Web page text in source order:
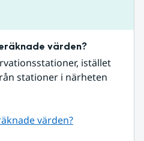
värden?
istället
stationer i närheten
värden?